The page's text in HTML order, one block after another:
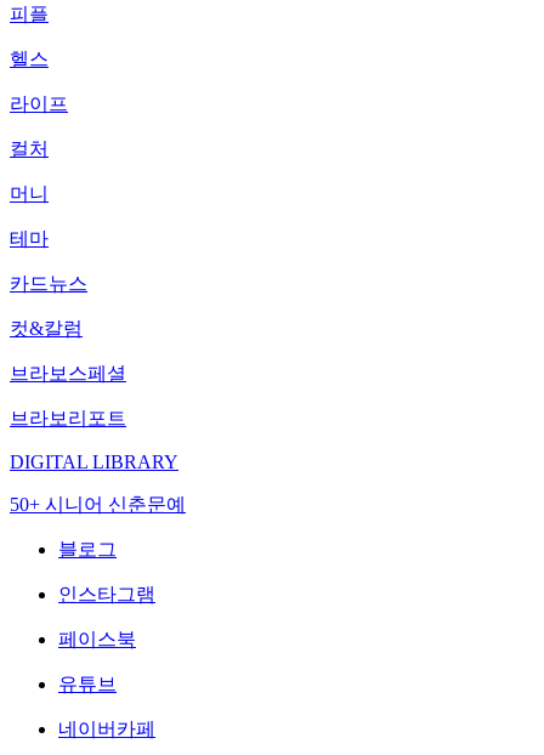
피플
헬스
라이프
컬처
머니
테마
카드뉴스
컷&칼럼
브라보스페셜
브라보리포트
DIGITAL LIBRARY
50+ 시니어 신춘문예
블로그
인스타그램
페이스북
유튜브
네이버카페